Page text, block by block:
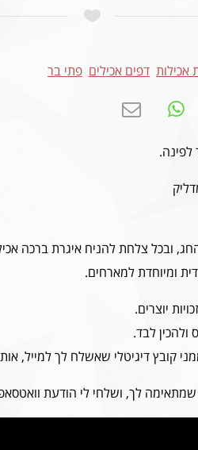
אכילות דפים אכילים פתי בר
ובכל צלחת להניח איגרת ברכה
ומיוחדת למארחים.
ולהכין לבד.
קובץ דיגיטלי שאשלח לך למייל,
לך, ושלחי לי הודעת וואטסאפ.